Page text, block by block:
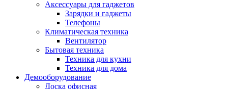
Аксессуары для гаджетов
Зарядки и гаджеты
Телефоны
Климатическая техника
Вентилятор
Бытовая техника
Техника для кухни
Техника для дома
Демооборудование
Доска офисная